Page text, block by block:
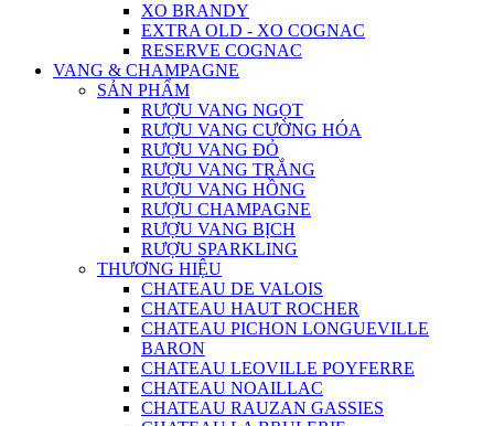
XO BRANDY
EXTRA OLD - XO COGNAC
RESERVE COGNAC
VANG & CHAMPAGNE
SẢN PHẨM
RƯỢU VANG NGỌT
RƯỢU VANG CƯỜNG HÓA
RƯỢU VANG ĐỎ
RƯỢU VANG TRẮNG
RƯỢU VANG HỒNG
RƯỢU CHAMPAGNE
RƯỢU VANG BỊCH
RƯỢU SPARKLING
THƯƠNG HIỆU
CHATEAU DE VALOIS
CHATEAU HAUT ROCHER
CHATEAU PICHON LONGUEVILLE
BARON
CHATEAU LEOVILLE POYFERRE
CHATEAU NOAILLAC
CHATEAU RAUZAN GASSIES